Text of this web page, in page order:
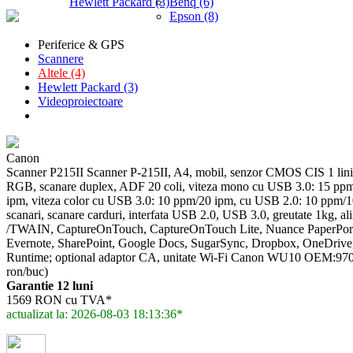
Epson (8)
Periferice & GPS
Scannere
Altele (4)
Hewlett Packard (3)
Videoproiectoare
Canon
Scanner P215II Scanner P-215II, A4, mobil, senzor CMOS CIS 1
RGB, scanare duplex, ADF 20 coli, viteza mono cu USB 3.0: 15
ipm, viteza color cu USB 3.0: 10 ppm/20 ipm, cu USB 2.0: 10 ppm/
scanari, scanare carduri, interfata USB 2.0, USB 3.0, greutate 1kg,
/TWAIN, CaptureOnTouch, CaptureOnTouch Lite, Nuance
Evernote, SharePoint, Google Docs, SugarSync, Dropbox,
Runtime; optional adaptor CA, unitate Wi-Fi Canon WU10
ron/buc)
Garantie 12 luni
1569 RON cu TVA*
actualizat la: 2026-08-03 18:13:36*